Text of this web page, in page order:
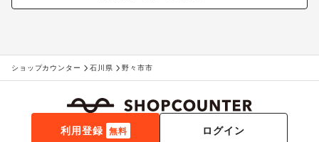
ショップカウンター 石川県 野々市市
利用登録 無料 ログイン